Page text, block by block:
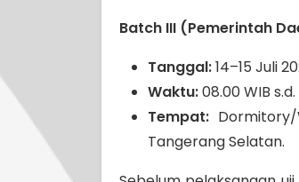
Batch III (Pemerintah
Tanggal:14–15 Juli
Waktu:08.00 WIB
Tempat:
Tangerang Selatan.